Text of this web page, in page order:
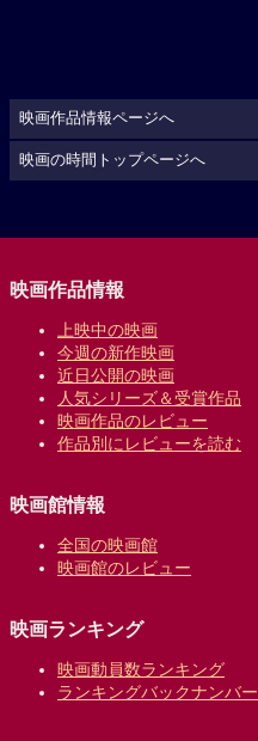
映画作品情報ページへ
映画の時間トップページへ
映画作品情報
上映中の映画
今週の新作映画
近日公開の映画
人気シリーズ＆受賞作品
映画作品のレビュー
作品別にレビューを読む
映画館情報
全国の映画館
映画館のレビュー
映画ランキング
映画動員数ランキング
ランキングバックナンバー